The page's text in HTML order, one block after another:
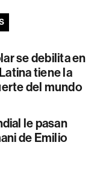
se debilita en
tiene la
del mundo
le pasan
de Emilio